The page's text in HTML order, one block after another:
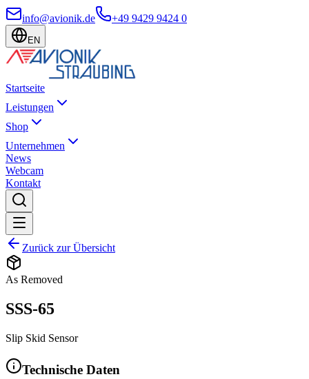
info@avionik.de +49 9429 9424 0
EN
Startseite
Leistungen
Shop
Unternehmen
News
Webcam
Kontakt
Zurück zur Übersicht
As Removed
SSS-65
Slip Skid Sensor
Technische Daten